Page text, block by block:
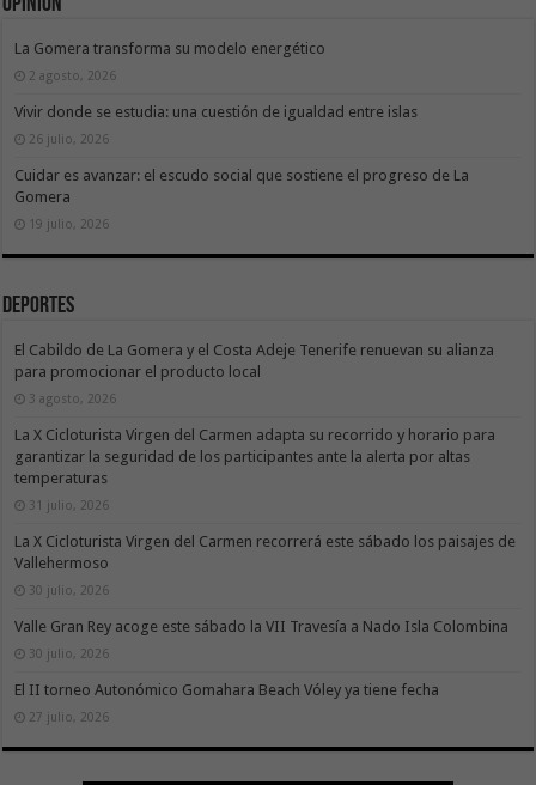
Opinión
La Gomera transforma su modelo energético
2 agosto, 2026
Vivir donde se estudia: una cuestión de igualdad entre islas
26 julio, 2026
Cuidar es avanzar: el escudo social que sostiene el progreso de La
Gomera
19 julio, 2026
Deportes
El Cabildo de La Gomera y el Costa Adeje Tenerife renuevan su alianza
para promocionar el producto local
3 agosto, 2026
La X Cicloturista Virgen del Carmen adapta su recorrido y horario para
garantizar la seguridad de los participantes ante la alerta por altas
temperaturas
31 julio, 2026
La X Cicloturista Virgen del Carmen recorrerá este sábado los paisajes de
Vallehermoso
30 julio, 2026
Valle Gran Rey acoge este sábado la VII Travesía a Nado Isla Colombina
30 julio, 2026
El II torneo Autonómico Gomahara Beach Vóley ya tiene fecha
27 julio, 2026